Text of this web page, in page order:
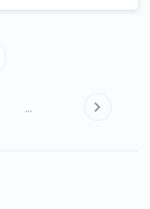
...